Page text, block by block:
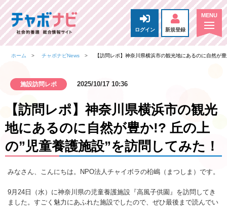
ログイン 新規登録
ホーム チャボナビNews 【訪問レポ】神奈川県横浜市の観光地にあるのに自然が
施設訪問レポ 2025/10/17 10:36
【訪問レポ】神奈川県横浜市の観光
地にあるのに自然が豊か!? 丘の上
の”児童養護施設”を訪問してみた！
みなさん、こんにちは。NPO法人チャイボラの柗嶋（まつしま）です。
9月24日（水）に神奈川県の児童養護施設『高風子供園』を訪問してき
ました。すごく魅力にあふれた施設でしたので、ぜひ最後まで読んでい